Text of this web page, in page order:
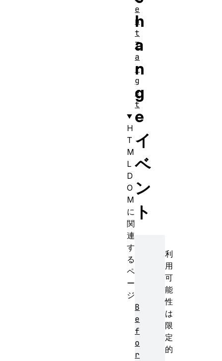
h
a
n
g
e
イ
ベ
ン
ト
利
用
可
能
性
は
限
定
的
e
n
t
T
a
r
g
e
t
H
T
M
L
D
O
M
に
関
連
す
る
ペ
ー
ジ
B
e
f
o
r